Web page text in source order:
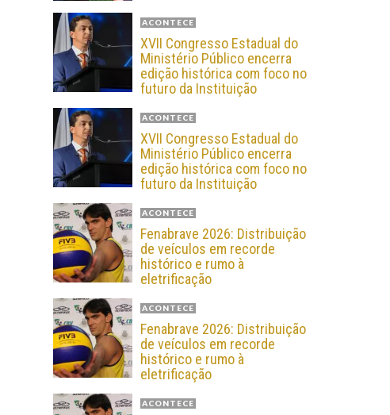
ACONTECE
XVII Congresso Estadual do
Ministério Público encerra
edição histórica com foco no
futuro da Instituição
ACONTECE
XVII Congresso Estadual do
Ministério Público encerra
edição histórica com foco no
futuro da Instituição
ACONTECE
Fenabrave 2026: Distribuição
de veículos em recorde
histórico e rumo à
eletrificação
ACONTECE
Fenabrave 2026: Distribuição
de veículos em recorde
histórico e rumo à
eletrificação
ACONTECE